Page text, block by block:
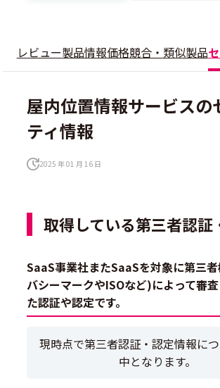
レビュー製品情報価格競合・類似製品
屋内位置情報サービスの
ティ情報
2025 年 01 月 16 日
取得している第三者認証
SaaS事業社またSaaSを対象に第三
バシーマークやISOなど)によって審
た認証や認定です。
現時点で第三者認証・認定情報に
中となります。